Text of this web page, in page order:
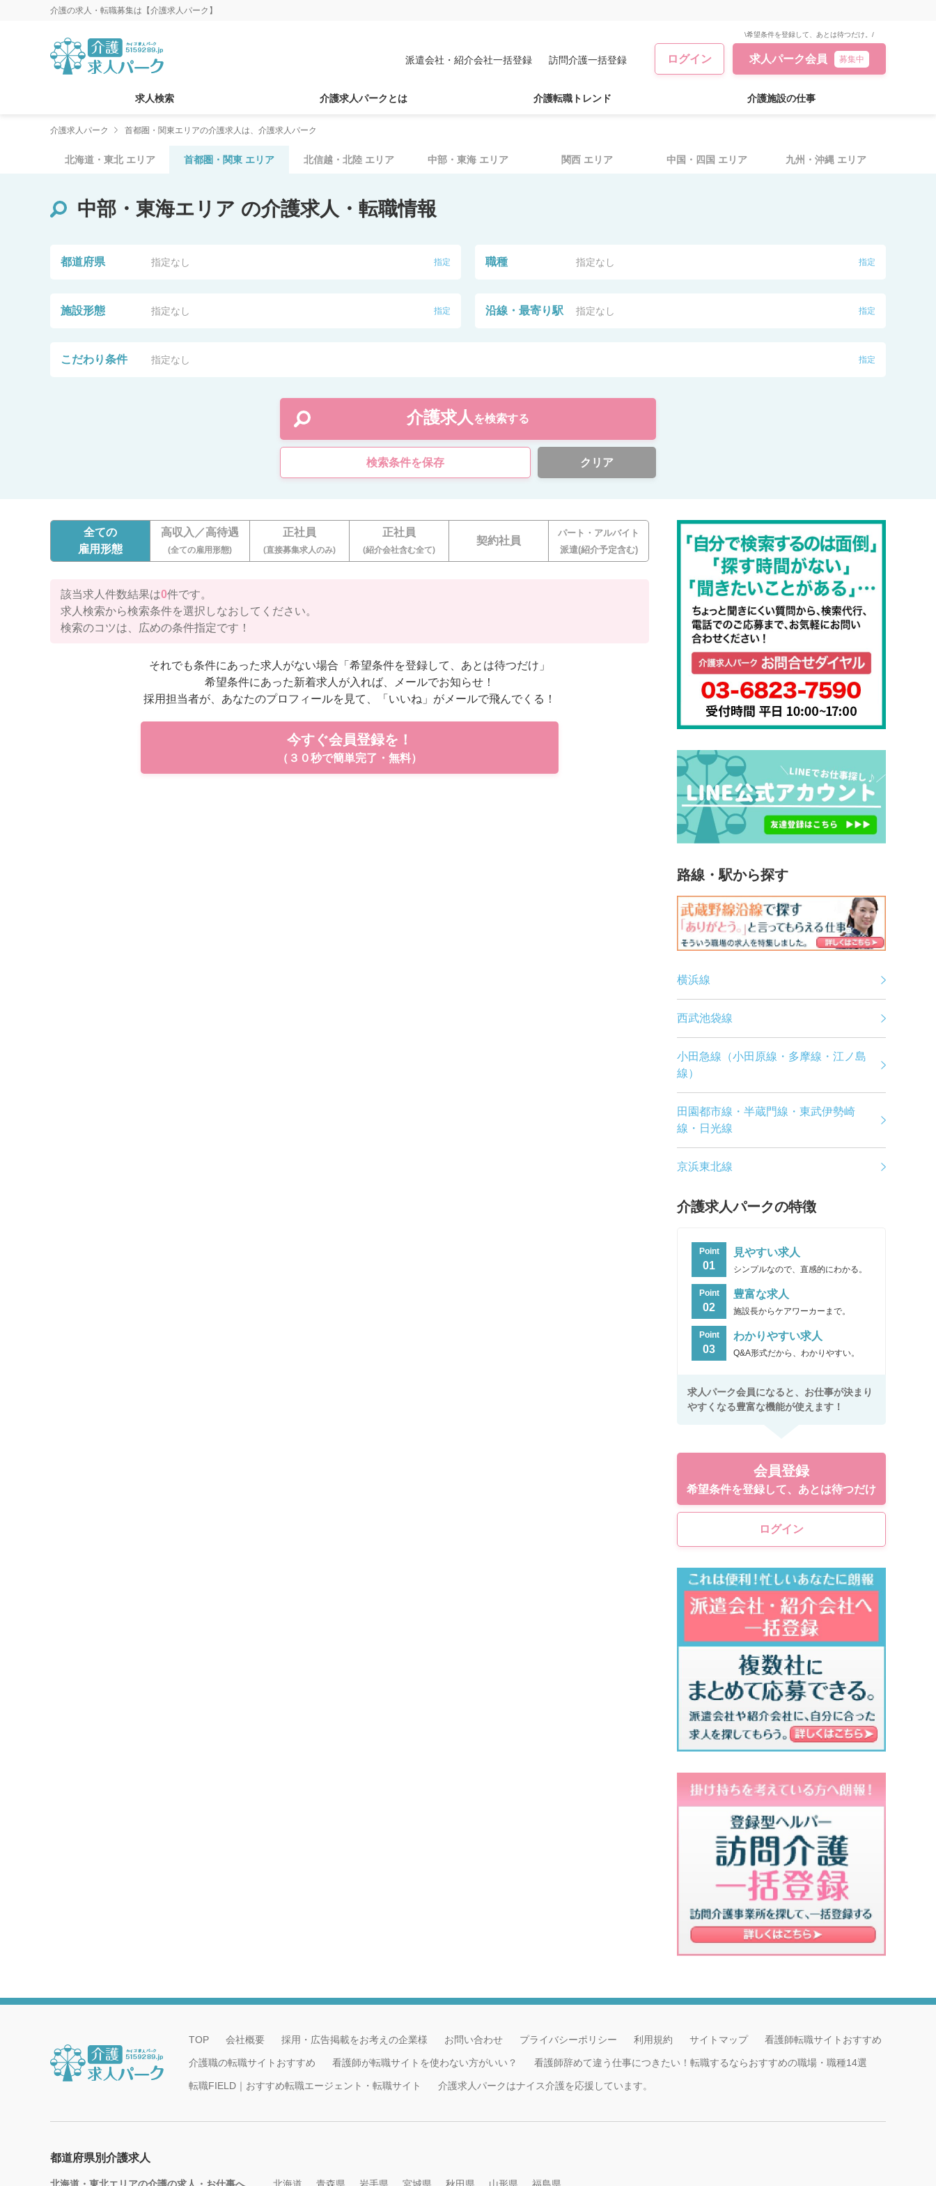
介護の求人・転職募集は【介護求人パーク】
派遣会社・紹介会社一括登録 訪問介護一括登録 ログイン
\希望条件を登録して、あとは待つだけ。/
求人パーク会員 募集中
求人検索 介護求人パークとは 介護転職トレンド 介護施設の仕事
介護求人パーク 首都圏・関東エリアの介護求人は、介護求人パーク
北海道・東北 エリア 首都圏・関東 エリア 北信越・北陸 エリア 中部・東海 エリア 関西 エリア 中国・四国 エリア 九州・沖縄 エリア
中部・東海エリア の介護求人・転職情報
都道府県 指定なし 指定 職種 指定なし 指定
施設形態 指定なし 指定 沿線・最寄り駅 指定なし 指定
こだわり条件 指定なし 指定
介護求人 を検索する
検索条件を保存 クリア
全ての
雇用形態
高収入／高待遇
(全ての雇用形態)
正社員
(直接募集求人のみ)
正社員
(紹介会社含む全て)
契約社員
パート・アルバイト
派遣(紹介予定含む)
該当求人件数結果は0件です。
求人検索から検索条件を選択しなおしてください。
検索のコツは、広めの条件指定です！
それでも条件にあった求人がない場合「希望条件を登録して、あとは待つだけ」
希望条件にあった新着求人が入れば、メールでお知らせ！
採用担当者が、あなたのプロフィールを見て、「いいね」がメールで飛んでくる！
今すぐ会員登録を！
（３０秒で簡単完了・無料）
路線・駅から探す
横浜線
西武池袋線
小田急線（小田原線・多摩線・江ノ島
線）
田園都市線・半蔵門線・東武伊勢崎
線・日光線
京浜東北線
介護求人パークの特徴
Point
01
見やすい求人
シンプルなので、直感的にわかる。
Point
02
豊富な求人
施設長からケアワーカーまで。
Point
03
わかりやすい求人
Q&A形式だから、わかりやすい。
求人パーク会員になると、お仕事が決まり
やすくなる豊富な機能が使えます！
会員登録
希望条件を登録して、あとは待つだけ
ログイン
TOP 会社概要 採用・広告掲載をお考えの企業様 お問い合わせ プライバシーポリシー 利用規約 サイトマップ 看護師転職サイトおすすめ
介護職の転職サイトおすすめ 看護師が転職サイトを使わない方がいい？ 看護師辞めて違う仕事につきたい！転職するならおすすめの職場・職種14選
転職FIELD｜おすすめ転職エージェント・転職サイト 介護求人パークはナイス介護を応援しています。
都道府県別介護求人